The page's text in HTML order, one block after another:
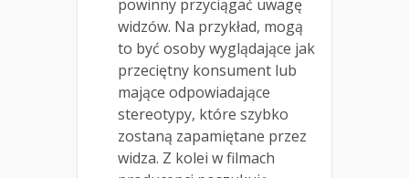
powinny przyciągać uwagę
widzów. Na przykład, mogą
to być osoby wyglądające jak
przeciętny konsument lub
mające odpowiadające
stereotypy, które szybko
zostaną zapamiętane przez
widza. Z kolei w filmach